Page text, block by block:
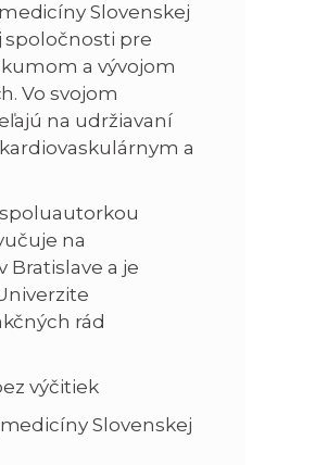
Slovenskej
spoločnosti pre
a vývojom
Vo svojom
na udržiavaní
a
na
Bratislave a je
rád
výčitiek
Slovenskej